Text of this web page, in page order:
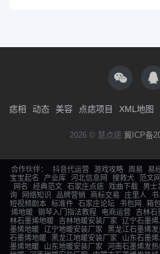
痣相 动态 美容 点痣项目 XML地图
2026 © 慧点痣 冀ICP备
合作伙伴： 抖音代运营 游戏攻略 周易 易
宝宝起名
产业库 河北信息网 搜救犬 范文网
网名
经典范文 石家庄点痣 戏曲下载 男士
询
网络知识 品牌营销 商标交易 庄里人 书
短视频剧本 标准件 石家庄论坛 书包网 箱
烯地暖 钢琴入门指法教程 电商运营 吉林石
林石墨烯地暖
吉林地暖安装厂家 辽宁石墨
墨烯地暖 辽宁地暖安装厂家 黑龙江石墨烯
石墨烯地暖 黑龙江地暖安装厂家 山东石墨
墨烯地暖
山东地暖安装厂家 河南石墨烯发